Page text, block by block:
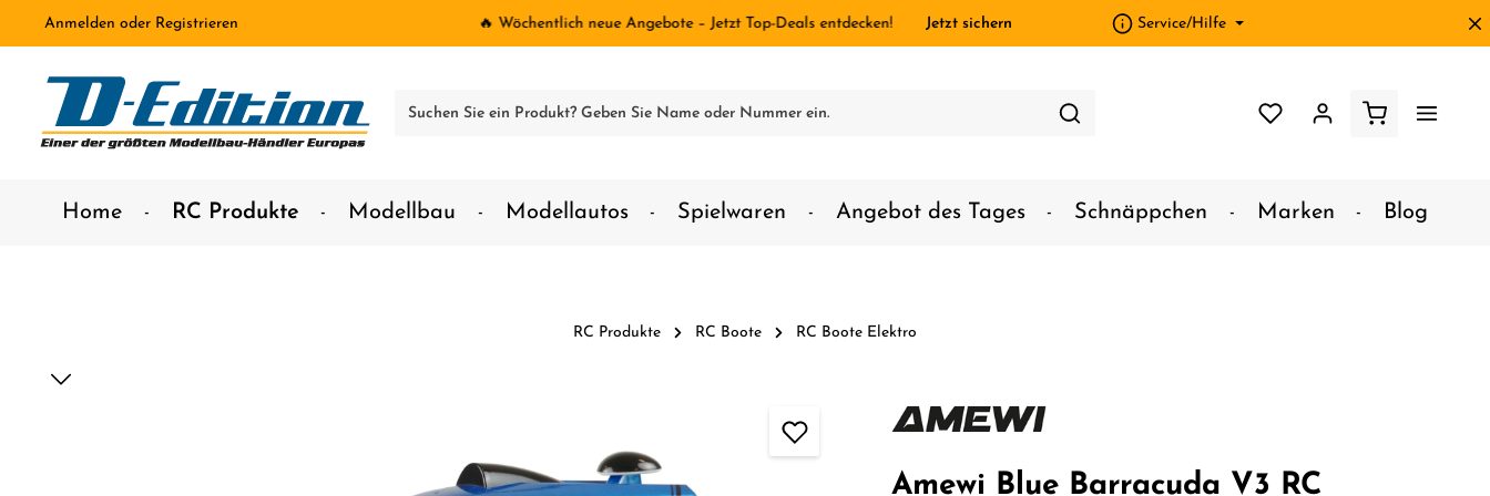
springen
Anmelden oder Registrieren 🔥 Wöchentlich neue Angebote – Jetzt Top-Deals entdecken! Jetzt sichern Service/Hilfe
Home RC Produkte Modellbau Modellautos Spielwaren Angebot des Tages Schnäppchen Marken Blog
RC Produkte RC Boote RC Boote Elektro
Amewi Blue Barracuda V3 RC